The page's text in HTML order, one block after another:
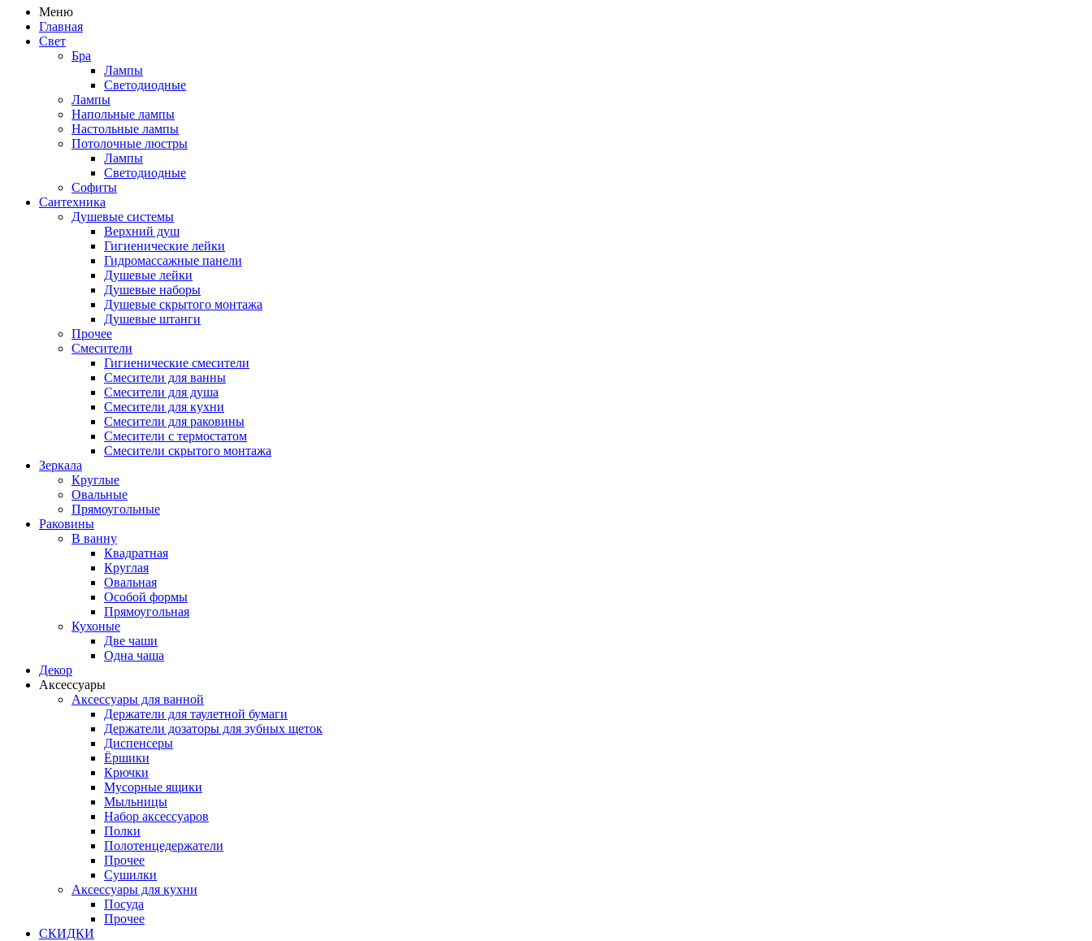
Меню
Главная
Свет
Бра
Лампы
Светодиодные
Лампы
Напольные лампы
Настольные лампы
Потолочные люстры
Лампы
Светодиодные
Софиты
Сантехника
Душевые системы
Верхний душ
Гигиенические лейки
Гидромассажные панели
Душевые лейки
Душевые наборы
Душевые скрытого монтажа
Душевые штанги
Прочее
Смесители
Гигиенические смесители
Смесители для ванны
Смесители для душа
Смесители для кухни
Смесители для раковины
Смесители с термостатом
Смесители скрытого монтажа
Зеркала
Круглые
Овальные
Прямоугольные
Раковины
В ванну
Квадратная
Круглая
Овальная
Особой формы
Прямоугольная
Кухоные
Две чаши
Одна чаша
Декор
Аксессуары
Аксессуары для ванной
Держатели для таулетной бумаги
Держатели дозаторы для зубных щеток
Диспенсеры
Ёршики
Крючки
Мусорные ящики
Мыльницы
Набор аксессуаров
Полки
Полотенцедержатели
Прочее
Сушилки
Аксессуары для кухни
Посуда
Прочее
СКИДКИ